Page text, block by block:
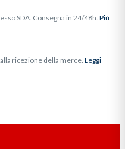
SDA. Consegna in 24/48h. Più
ricezione della merce. Leggi